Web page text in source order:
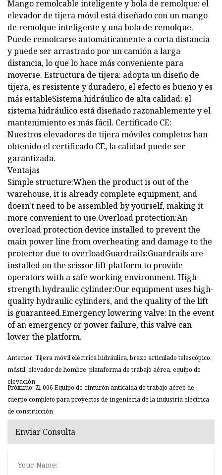
Mango remolcable inteligente y bola de remolque: el
elevador de tijera móvil está diseñado con un mango
de remolque inteligente y una bola de remolque.
Puede remolcarse automáticamente a corta distancia
y puede ser arrastrado por un camión a larga
distancia, lo que lo hace más conveniente para
moverse. Estructura de tijera: adopta un diseño de
tijera, es resistente y duradero, el efecto es bueno y es
más estableSistema hidráulico de alta calidad: el
sistema hidráulico está diseñado razonablemente y el
mantenimiento es más fácil. Certificado CE:
Nuestros elevadores de tijera móviles completos han
obtenido el certificado CE, la calidad puede ser
garantizada.
Ventajas
Simple structure:When the product is out of the
warehouse, it is already complete equipment, and
doesn't need to be assembled by yourself, making it
more convenient to use.Overload protection:An
overload protection device installed to prevent the
main power line from overheating and damage to the
protector due to overloadGuardrails:Guardrails are
installed on the scissor lift platform to provide
operators with a safe working environment. High-
strength hydraulic cylinder:Our equipment uses high-
quality hydraulic cylinders, and the quality of the lift
is guaranteed.Emergency lowering valve: In the event
of an emergency or power failure, this valve can
lower the platform.
Anterior: Tijera móvil eléctrica hidráulica, brazo articulado telescópico,
mástil, elevador de hombre, plataforma de trabajo aérea, equipo de
elevación
Próximo: Zl-006 Equipo de cinturón anticaída de trabajo aéreo de
cuerpo completo para proyectos de ingeniería de la industria eléctrica
de construcción
Enviar Consulta